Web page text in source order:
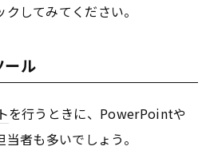
してみてください。
ール
を行うときに、PowerPointや
者も多いでしょう。